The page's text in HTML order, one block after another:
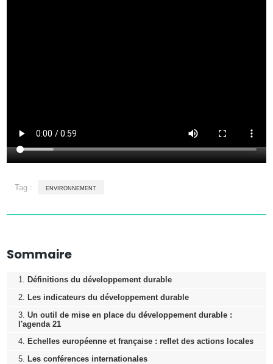
Tag : environnement
Sommaire
Définitions du développement durable
Les indicateurs du développement durable
Un outil de mise en place du développement durable :
l'agenda 21
Echelles européenne et française : reflet des actions locales
Les conférences internationales